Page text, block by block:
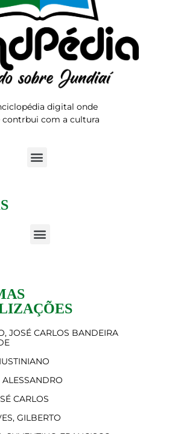
digital onde
contrbui com a cultura
JOSÉ CARLOS BANDEIRA
ALESSANDRO
CARLOS
GILBERTO